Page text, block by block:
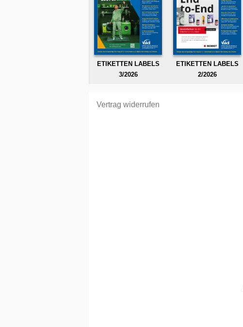
ETIKETTEN LABELS
3/2026
ETIKETTEN LABELS
2/2026
Vertrag widerrufen